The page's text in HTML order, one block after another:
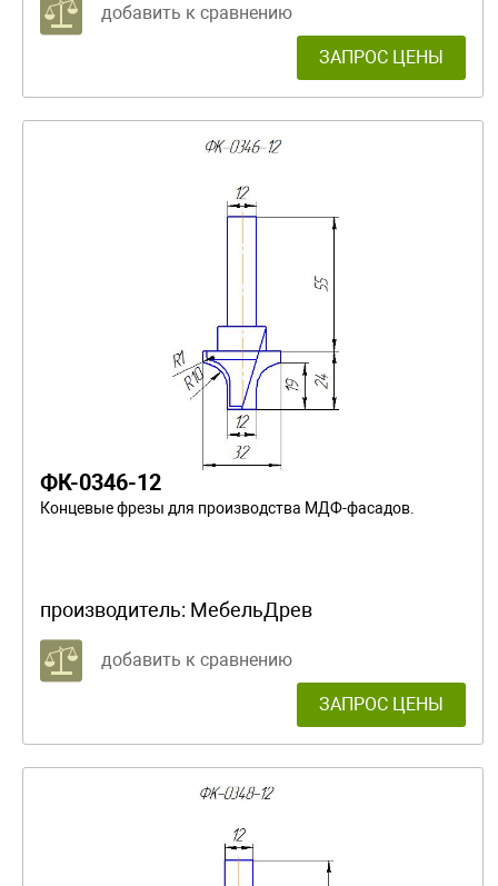
добавить к сравнению
ЗАПРОС ЦЕНЫ
ФК-0346-12
Концевые фрезы для производства МДФ-фасадов.
производитель: МебельДрев
добавить к сравнению
ЗАПРОС ЦЕНЫ